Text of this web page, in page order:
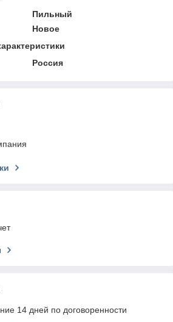
Пильный
Новое
Россия
14 дней по договоренности